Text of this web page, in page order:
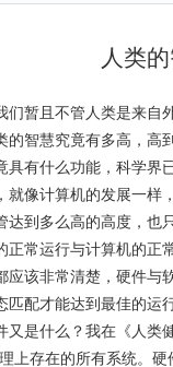
人类
们暂且不管人类是来自
的智慧究竟有多高，高
具有什么功能，科学
就像计算机的发展一样
到多么高的高度，也
正常运行与计算机的
应该非常清楚，硬件
配才能达到最佳的运
又是什么？我在《人类
上存在的所有系统。